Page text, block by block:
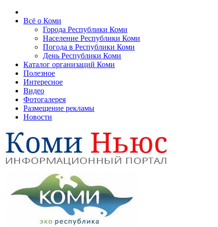
Всё о Коми
Города Республики Коми
Население Республики Коми
Погода в Республики Коми
День Республики Коми
Каталог организаций Коми
Полезное
Интересное
Видео
Фотогалерея
Размещение рекламы
Новости